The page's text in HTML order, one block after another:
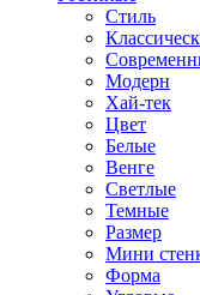
Стиль
Модерн
Хай-тек
Цвет
Белые
Венге
Светлые
Темные
Размер
Мини
Форма